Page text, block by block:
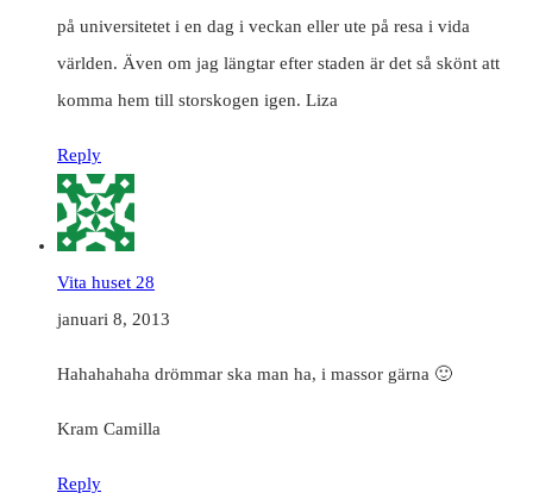
på universitetet i en dag i veckan eller ute på resa i vida
världen. Även om jag längtar efter staden är det så skönt att
komma hem till storskogen igen. Liza
Reply
Vita huset 28
januari 8, 2013
Hahahahaha drömmar ska man ha, i massor gärna 🙂
Kram Camilla
Reply